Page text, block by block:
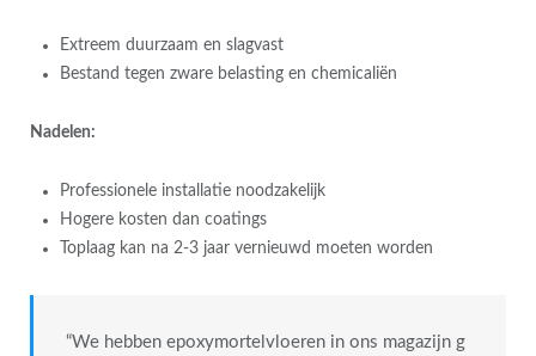
Extreem duurzaam en slagvast
Bestand tegen zware belasting en chemicaliën
Nadelen:
Professionele installatie noodzakelijk
Hogere kosten dan coatings
Toplaag kan na 2-3 jaar vernieuwd moeten worden
“We hebben epoxymortelvloeren in ons magazijn g